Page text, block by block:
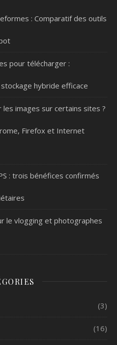
: Comparatif des outils
pour télécharger :
hybride efficace
images sur certains sites ?
Firefox et Internet
: trois bénéfices confirmés
le vlogging et photographes
(3)
(16)